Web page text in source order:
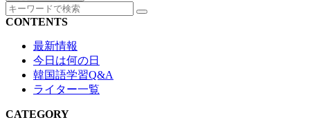
CONTENTS
最新情報
今日は何の日
韓国語学習Q&A
ライター一覧
CATEGORY